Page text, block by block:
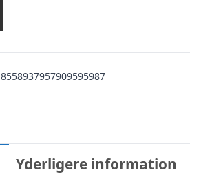
8558937957909595987
Yderligere information